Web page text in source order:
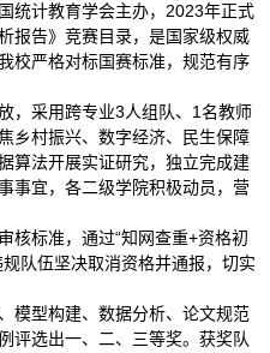
统计教育学会主办，2023年正式
报告》竞赛目录，是国家级权威
校严格对标国赛标准，规范有序
，采用跨专业3人组队、1名教师
乡村振兴、数字经济、民生保障
算法开展实证研究，独立完成建
事宜，各二级学院积极动员，营
核标准，通过“知网查重+资格初
队伍坚决取消资格并通报，切实
模型构建、数据分析、论文规范
评选出一、二、三等奖。获奖队